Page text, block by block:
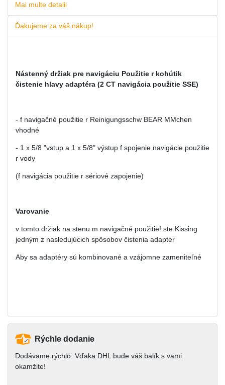
Mai multe detalii
Ďakujeme za váš nákup!
Nástenný držiak pre navigáciu Použitie r kohútik
čistenie hlavy adaptéra (2 CT navigácia použitie SSE)
- f navigačné použitie r Reinigungsschw BEAR MMchen
vhodné
- 1 x 5/8 "vstup a 1 x 5/8" výstup f spojenie navigácie použitie
r vody
(f navigácia použitie r sériové zapojenie)
Varovanie
v tomto držiak na stenu m navigačné použitie! ste Kissing
jedným z nasledujúcich spôsobov čistenia adapter
Aby sa adaptéry sú kombinované a vzájomne zameniteľné
Rýchle dodanie
Dodávame rýchlo. Vďaka DHL bude váš balík s vami
okamžite!